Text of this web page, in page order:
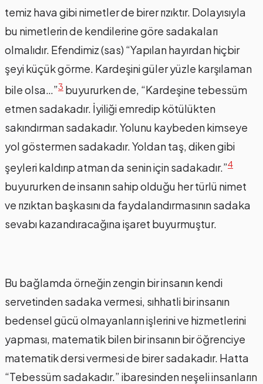
temiz hava gibi nimetler de birer rızıktır. Dolayısıyla
bu nimetlerin de kendilerine göre sadakaları
olmalıdır. Efendimiz (sas) “Yapılan hayırdan hiçbir
şeyi küçük görme. Kardeşini güler yüzle karşılaman
bile olsa…”3 buyururken de, “Kardeşine tebessüm
etmen sadakadır. İyiliği emredip kötülükten
sakındırman sadakadır. Yolunu kaybeden kimseye
yol göstermen sadakadır. Yoldan taş, diken gibi
şeyleri kaldırıp atman da senin için sadakadır.”4
buyururken de insanın sahip olduğu her türlü nimet
ve rızıktan başkasını da faydalandırmasının sadaka
sevabı kazandıracağına işaret buyurmuştur.
Bu bağlamda örneğin zengin bir insanın kendi
servetinden sadaka vermesi, sıhhatli bir insanın
bedensel gücü olmayanların işlerini ve hizmetlerini
yapması, matematik bilen bir insanın bir öğrenciye
matematik dersi vermesi de birer sadakadır. Hatta
“Tebessüm sadakadır.” ibaresinden neşeli insanların